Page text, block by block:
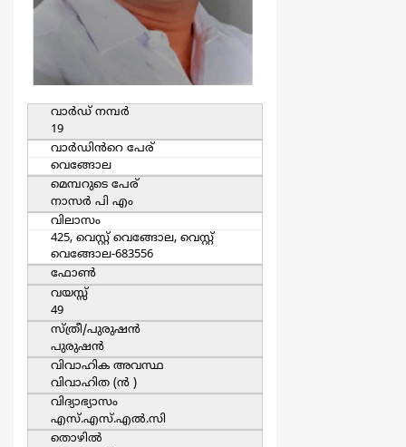
വാര്‍ഡ്‌ നമ്പര്‍
19
വാര്‍ഡിൻറെ പേര്
വെങ്ങോല
മെമ്പറുടെ പേര്
നാസര്‍ പി എം
വിലാസം
425, വെസ്റ്റ് വെങ്ങോല, വെസ്റ്റ്
വെങ്ങോല-683556
ഫോൺ
വയസ്സ്
49
സ്ത്രീ/പുരുഷന്‍
പുരുഷന്‍
വിവാഹിക അവസ്ഥ
വിവാഹിത (ന്‍ )
വിദ്യാഭ്യാസം
എസ്.എസ്.എല്‍.സി
തൊഴില്‍